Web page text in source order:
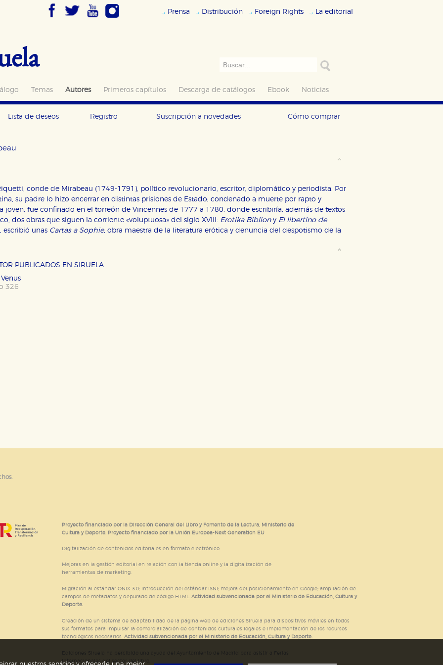
Prensa Distribución Foreign Rights La editorial
Temas Autores Primeros capítulos Descarga de catálogos Ebook Noticias
Lista de deseos Registro Suscripción a novedades Cómo comprar
conde de Mirabeau (1749-1791), político revolucionario, escritor, diplomático y periodista. Por
su padre lo hizo encerrar en distintas prisiones de Estado; condenado a muerte por rapto y
joven, fue confinado en el torreón de Vincennes de 1777 a 1780, donde escribiría, además de textos
dos obras que siguen la corriente «voluptuosa» del siglo XVIII: Erotika Biblion y El libertino de
escribió unas Cartas a Sophie, obra maestra de la literatura erótica y denuncia del despotismo de la
PUBLICADOS EN SIRUELA
326
Proyecto financiado por la Dirección General del Libro y Fomento de la Lectura, Ministerio de
Cultura y Deporte. Proyecto financiado por la Unión Europea-Next Generation EU
Digitalización de contenidos editoriales en formato electrónico
Mejoras en la gestión editorial en relación con la tienda online y la digitalización de
herramientas de marketing.
Migración al estándar ONIX 3.0; introducción del estándar ISNI; mejora del posicionamiento en Google; ampliación de
campos de metadatos y depurado de código HTML. Actividad subvencionada por el Ministerio de Educación, Cultura y
Deporte.
Creación de un sistema de adaptabilidad de la página web de ediciones Siruela para dispositivos móviles en todos
sus formatos para impulsar la comercialización de contenidos culturales legales e implementación de los recursos
tecnológicos necesarios. Actividad subvencionada por el Ministerio de Educación, Cultura y Deporte.
Internacionales del sector del libro.
que nuestro sitio web funcione y no es posible deshabilitarlas desde nuestro sistema. Es posible